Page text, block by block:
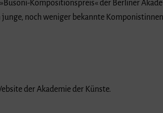
Kompositionspreis« der Berliner
junge, noch weniger bekannte
der Akademie der Künste.